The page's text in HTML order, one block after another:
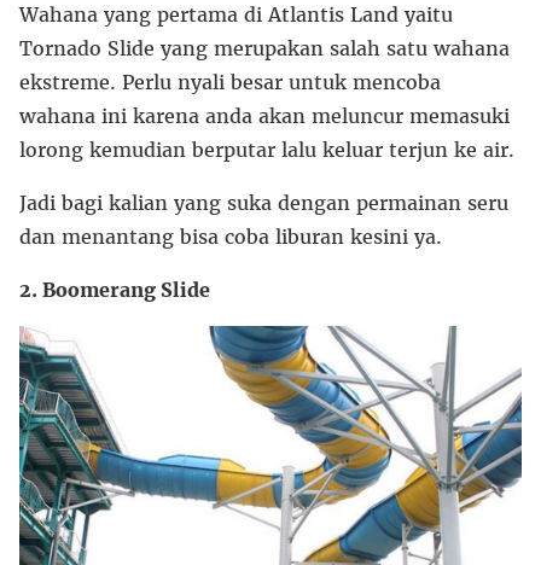
Wahana yang pertama di Atlantis Land yaitu
Tornado Slide yang merupakan salah satu wahana
ekstreme. Perlu nyali besar untuk mencoba
wahana ini karena anda akan meluncur memasuki
lorong kemudian berputar lalu keluar terjun ke air.
Jadi bagi kalian yang suka dengan permainan seru
dan menantang bisa coba liburan kesini ya.
2. Boomerang Slide